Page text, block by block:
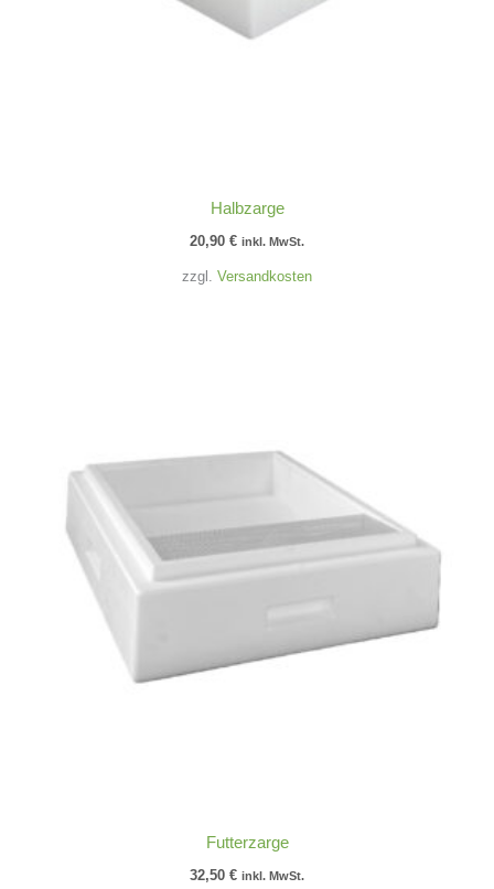
zzgl. Versandkosten
Halbzarge
20,90 € inkl. MwSt.
Futterzarge
32,50 € inkl. MwSt.